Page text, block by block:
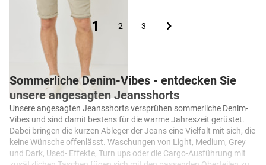
Sie lesen gerade die Seite
1 Seite
2 Seite
3 Seite
Sommerliche Denim-Vibes - entdecken Sie
unsere angesagten Jeansshorts
Unsere angesagten Jeansshortsversprühen sommerliche Denim-
Vibes und sind damit bestens für die warme Jahreszeit gerüstet.
Dabei bringen die kurzen Ableger der Jeans eine Vielfalt mit sich, die
keine Wünsche offenlässt. Waschungen von Light, Medium, Grey
und Dark, Used- Effekte, Turn ups oder die Cargo-Ausführung mit